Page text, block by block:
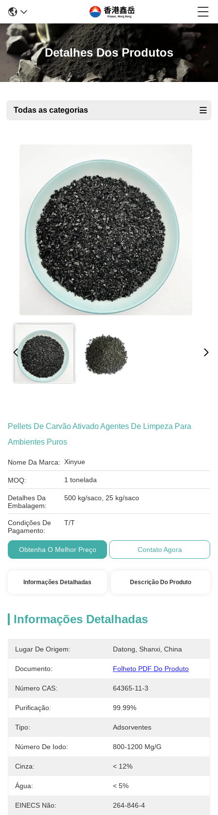
Detalhes Dos Produtos
Todas as categorias
Pellets De Carvão Ativado Agentes De Limpeza Para
Ambientes Puros
Nome Da Marca: Xinyue
MOQ: 1 tonelada
Detalhes Da
Embalagem:
500 kg/saco, 25 kg/saco
Condições De
Pagamento:
T/T
Obtenha O Melhor Preço Contato Agora
Informações Detalhadas Descrição Do Produto
Informações Detalhadas
Lugar De Origem: Datong, Shanxi, China
Documento: Folheto PDF Do Produto
Número CAS: 64365-11-3
Purificação: 99.99%
Tipo: Adsorventes
Número De Iodo: 800-1200 Mg/g
Cinza: < 12%
Água: < 5%
EINECS Não: 264-846-4